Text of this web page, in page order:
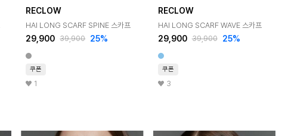
RECLOW
HAI LONG SCARF SPINE 스카프
29,900 39,900 25%
쿠폰
1
RECLOW
HAI LONG SCARF WAVE 스카프
29,900 39,900 25%
쿠폰
3